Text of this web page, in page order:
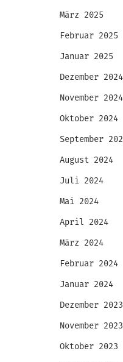
März 2025
Februar 2025
Januar 2025
Dezember 2024
November 2024
Oktober 2024
September
August 2024
Juli 2024
Mai 2024
April 2024
März 2024
Februar 2024
Januar 2024
Dezember 2023
November 2023
Oktober 2023